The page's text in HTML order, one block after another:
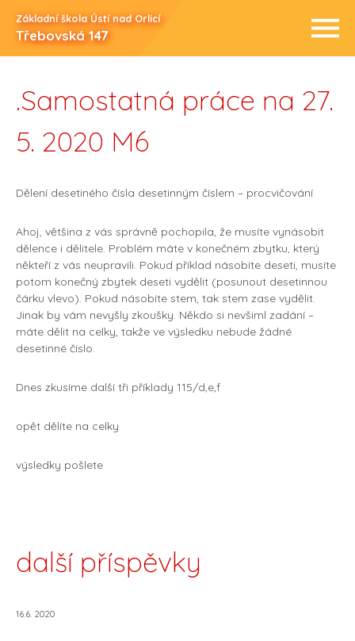
Základní škola Ústí nad Orlicí
Třebovská 147
.Samostatná práce na 27.
5. 2020 M6
Dělení desetiného čísla desetinným číslem – procvičování
Ahoj, většina z vás správně pochopila, že musíte vynásobit
dělence i dělitele. Problém máte v konečném zbytku, který
někteří z vás neupravili. Pokud příklad násobíte deseti, musíte
potom konečný zbytek deseti vydělit (posunout desetinnou
čárku vlevo). Pokud násobíte stem, tak stem zase vydělit.
Jinak by vám nevyšly zkoušky. Někdo si nevšiml zadání –
máte dělit na celky, takže ve výsledku nebude žádné
desetinné číslo.
Dnes zkusíme další tři příklady 115/d,e,f
opět dělíte na celky
výsledky pošlete
další příspěvky
16.6. 2020